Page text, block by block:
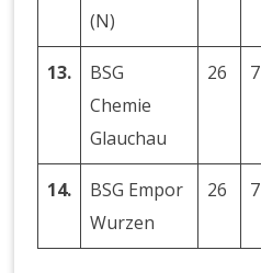
(N)
13.
BSG
Chemie
Glauchau
26 7
14.
BSG Empor
Wurzen
26 7